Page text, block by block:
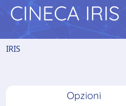
CINECA IRIS
IRIS
Opzioni